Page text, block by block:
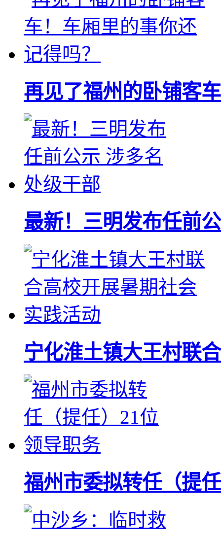
再见了福州的卧铺客
最新！三明发布任前
宁化淮土镇大王村联
福州市委拟转任（提